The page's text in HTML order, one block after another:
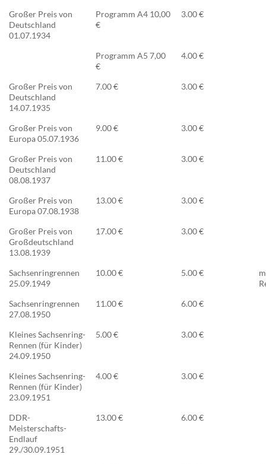
Großer Preis von
Deutschland
01.07.1934
Programm A4 10,00
€
3.00 €
Programm A5 7,00
€
4.00 €
Großer Preis von
Deutschland
14.07.1935
7.00 € 3.00 €
Großer Preis von
Europa 05.07.1936
9.00 € 3.00 €
Großer Preis von
Deutschland
08.08.1937
11.00 € 3.00 €
Großer Preis von
Europa 07.08.1938
13.00 € 3.00 €
Großer Preis von
Großdeutschland
13.08.1939
17.00 € 3.00 €
Sachsenringrennen
25.09.1949
10.00 € 5.00 €
Sachsenringrennen
27.08.1950
11.00 € 6.00 €
Kleines Sachsenring-
Rennen (für Kinder)
24.09.1950
5.00 € 3.00 €
Kleines Sachsenring-
Rennen (für Kinder)
23.09.1951
4.00 € 3.00 €
DDR-
Meisterschafts-
Endlauf
29./30.09.1951
13.00 € 6.00 €